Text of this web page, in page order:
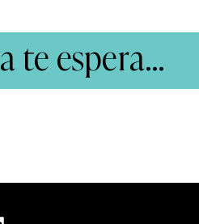
te espera...